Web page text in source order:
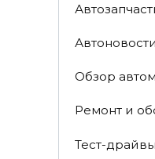
Автоновости
Обзор
Ремонт и
Тест-драйвы